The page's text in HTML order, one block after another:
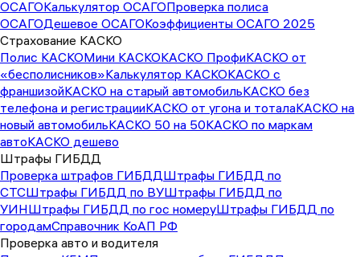
ОСАГОКалькулятор ОСАГОПроверка полиса
ОСАГОДешевое ОСАГОКоэффициенты ОСАГО 2025
Страхование КАСКО
Полис КАСКОМини КАСКОКАСКО ПрофиКАСКО от
«бесполисников»Калькулятор КАСКОКАСКО с
франшизойКАСКО на старый автомобильКАСКО без
телефона и регистрацииКАСКО от угона и тоталаКАСКО на
новый автомобильКАСКО 50 на 50КАСКО по маркам
автоКАСКО дешево
Штрафы ГИБДД
Проверка штрафов ГИБДДШтрафы ГИБДД по
СТСШтрафы ГИБДД по ВУШтрафы ГИБДД по
УИНШтрафы ГИБДД по гос номеруШтрафы ГИБДД по
городамСправочник КоАП РФ
Проверка авто и водителя